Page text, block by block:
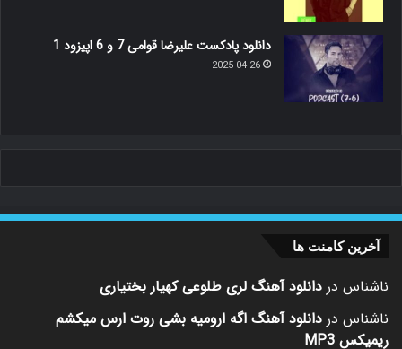
دانلود پادکست علیرضا قوامی 7 و 6 اپیزود 1
2025-04-26
آخرین کامنت ها
ناشناس در دانلود آهنگ لری طلوعی کهیار بختیاری
ناشناس در دانلود آهنگ اگه ارومیه بشی روت ارس میکشم
ریمیکس MP3